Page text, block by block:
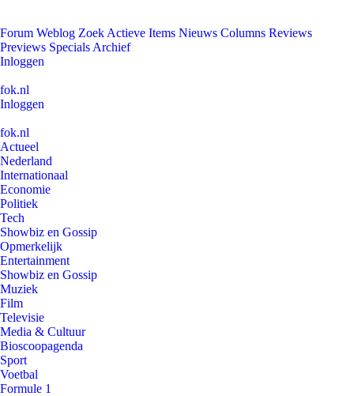
Forum Weblog Zoek Actieve Items Nieuws Columns Reviews
Previews Specials Archief
Inloggen
fok.nl
Inloggen
fok.nl
Actueel
Nederland
Internationaal
Economie
Politiek
Tech
Showbiz en Gossip
Opmerkelijk
Entertainment
Showbiz en Gossip
Muziek
Film
Televisie
Media & Cultuur
Bioscoopagenda
Sport
Voetbal
Formule 1